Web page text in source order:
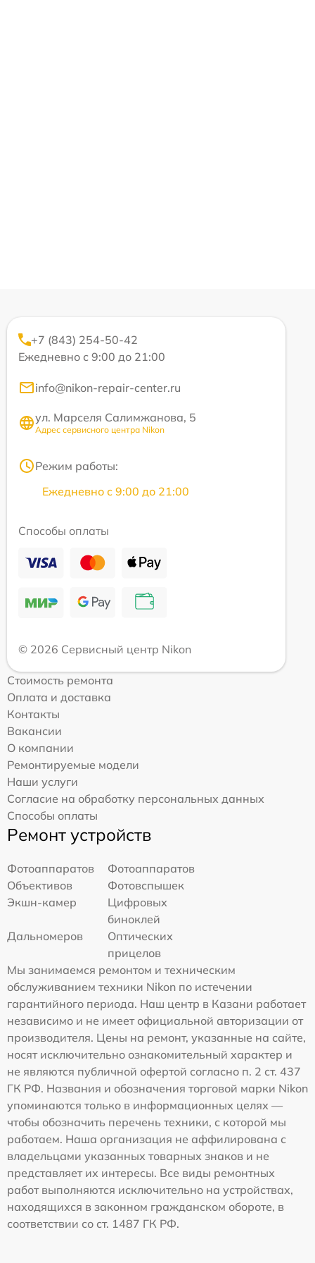
+7 (843) 254-50-42
Ежедневно с 9:00 до 21:00
info@nikon-repair-center.ru
ул. Марселя Салимжанова, 5
Адрес сервисного центра Nikon
Режим работы:
Ежедневно с 9:00 до 21:00
Способы оплаты
© 2026 Сервисный центр Nikon
Стоимость ремонта
Оплата и доставка
Контакты
Вакансии
О компании
Ремонтируемые модели
Наши услуги
Согласие на обработку персональных данных
Способы оплаты
Ремонт устройств
Фотоаппаратов
Фотоаппаратов
Объективов
Фотовспышек
Экшн-камер
Цифровых
биноклей
Дальномеров
Оптических
прицелов
Мы занимаемся ремонтом и техническим
обслуживанием техники Nikon по истечении
гарантийного периода. Наш центр в Казани работает
независимо и не имеет официальной авторизации от
производителя. Цены на ремонт, указанные на сайте,
носят исключительно ознакомительный характер и
не являются публичной офертой согласно п. 2 ст. 437
ГК РФ. Названия и обозначения торговой марки Nikon
упоминаются только в информационных целях —
чтобы обозначить перечень техники, с которой мы
работаем. Наша организация не аффилирована с
владельцами указанных товарных знаков и не
представляет их интересы. Все виды ремонтных
работ выполняются исключительно на устройствах,
находящихся в законном гражданском обороте, в
соответствии со ст. 1487 ГК РФ.